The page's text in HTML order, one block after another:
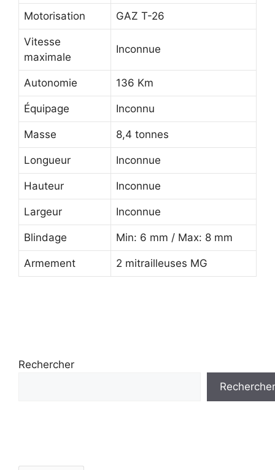
Motorisation GAZ T-26
Vitesse
maximale
Inconnue
Autonomie 136 Km
Équipage Inconnu
Masse 8,4 tonnes
Longueur Inconnue
Hauteur Inconnue
Largeur Inconnue
Blindage Min: 6 mm / Max: 8 mm
Armement 2 mitrailleuses MG
Rechercher
Rechercher